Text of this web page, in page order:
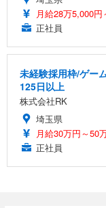
月給28万5,000円
正社員
未経験採用枠/ゲー
125日以上
株式会社RK
埼玉県
月給30万円～50
正社員